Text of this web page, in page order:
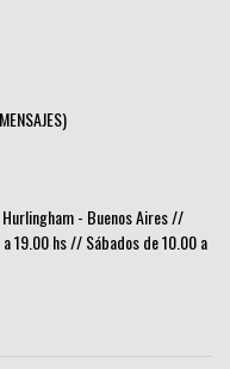
- Buenos Aires //
19.00 hs // Sábados de 10.00 a